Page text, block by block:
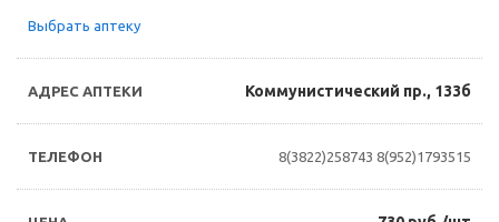
Выбрать аптеку
Коммунистический пр., 133б
8(3822)258743 8(952)1793515